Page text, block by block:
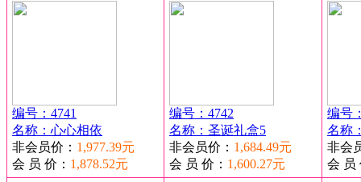
编号：4741
名称：心心相依
非会员价： 1,977.39元
会 员 价： 1,878.52元
编号：4742
名称：圣诞礼盒5
非会员价： 1,684.49元
会 员 价： 1,600.27元
编号
名称
非会
会 员